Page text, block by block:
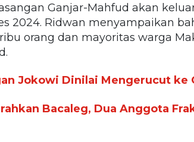
Ganjar-Mahfud akan
2024. Ridwan menyampaikan
orang dan mayoritas warga
Jokowi Dinilai Mengerucut ke
Bacaleg, Dua Anggota